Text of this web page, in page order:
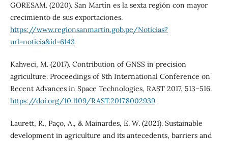
GORESAM. (2020). San Martín es la sexta región con mayor
crecimiento de sus exportaciones.
https://www.regionsanmartin.gob.pe/Noticias?
url=noticia&id=6143
Kahveci, M. (2017). Contribution of GNSS in precision
agriculture. Proceedings of 8th International Conference on
Recent Advances in Space Technologies, RAST 2017, 513–516.
https://doi.org/10.1109/RAST.2017.8002939
Laurett, R., Paço, A., & Mainardes, E. W. (2021). Sustainable
development in agriculture and its antecedents, barriers and